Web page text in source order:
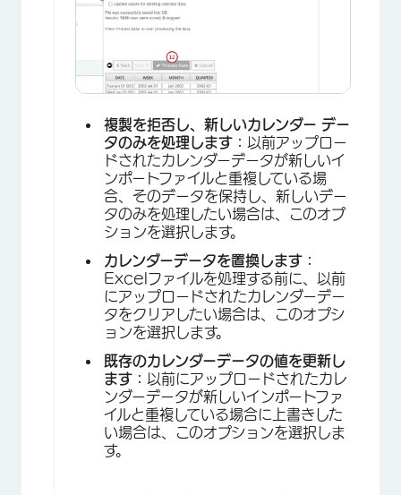
×
複製を拒否し、新しいカレンダー デー
タのみを処理します：
以前アップロー
ドされたカレンダーデータが新しいイ
ンポートファイルと重複している場
合、そのデータを保持し、新しいデー
タのみを処理したい場合は、このオプ
ションを選択します。
カレンダーデータを置換します：
Excelファイルを処理する前に、以前
にアップロードされたカレンダーデー
タをクリアしたい場合は、このオプシ
ョンを選択します。
既存のカレンダーデータの値を更新し
ます：
以前にアップロードされたカレ
ンダーデータが新しいインポートファ
イルと重複している場合に上書きした
い場合は、このオプションを選択しま
す。